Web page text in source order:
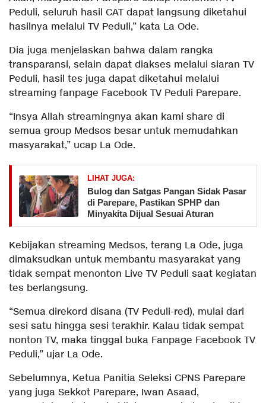
Peduli, seluruh hasil CAT dapat langsung diketahui
hasilnya melalui TV Peduli,” kata La Ode.
Dia juga menjelaskan bahwa dalam rangka
transparansi, selain dapat diakses melalui siaran TV
Peduli, hasil tes juga dapat diketahui melalui
streaming fanpage Facebook TV Peduli Parepare.
“Insya Allah streamingnya akan kami share di
semua group Medsos besar untuk memudahkan
masyarakat,” ucap La Ode.
LIHAT JUGA:
Bulog dan Satgas Pangan Sidak Pasar
di Parepare, Pastikan SPHP dan
Minyakita Dijual Sesuai Aturan
Kebijakan streaming Medsos, terang La Ode, juga
dimaksudkan untuk membantu masyarakat yang
tidak sempat menonton Live TV Peduli saat kegiatan
tes berlangsung.
“Semua direkord disana (TV Peduli-red), mulai dari
sesi satu hingga sesi terakhir. Kalau tidak sempat
nonton TV, maka tinggal buka Fanpage Facebook TV
Peduli,” ujar La Ode.
Sebelumnya, Ketua Panitia Seleksi CPNS Parepare
yang juga Sekkot Parepare, Iwan Asaad,